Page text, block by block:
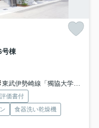
号棟
東武伊勢崎線「獨協大学前」駅 徒歩25分
価書付
食器洗い乾燥機